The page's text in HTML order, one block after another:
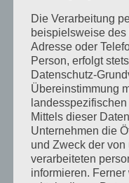
März 2025
Februar 2025
Januar 2025
Dezember 2024
September 2024
August 2024
April 2024
Die Verarbeitung
beispielsweise des
Adresse oder
Person, erfolgt
Datenschutz-
Übereinstimmung
Mittels dieser
Unternehmen die
und Zweck der
verarbeiteten
informieren.